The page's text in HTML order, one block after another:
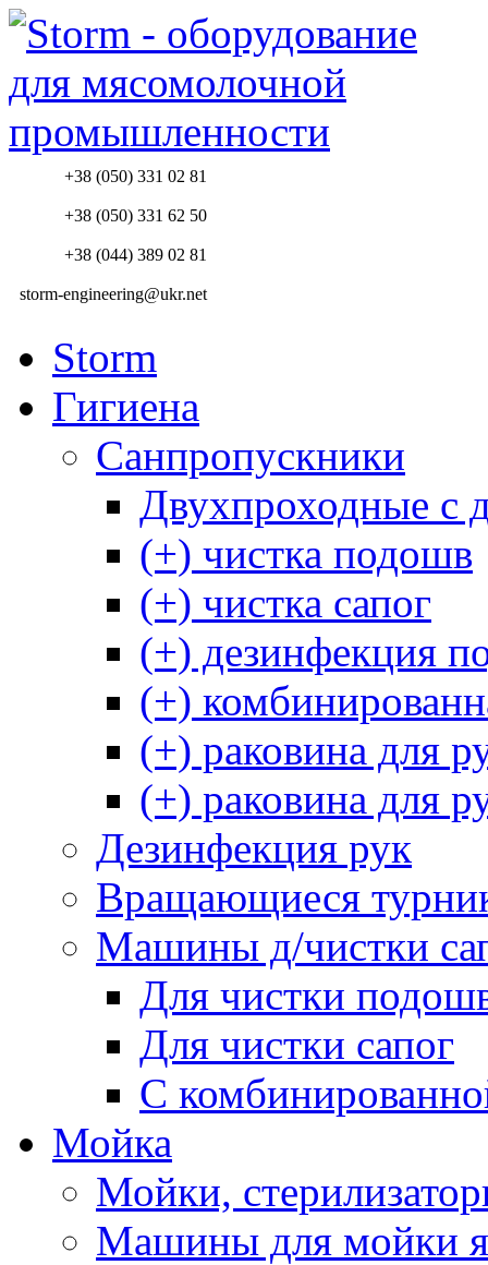
+38 (050) 331 02 81
+38 (050) 331 62 50
+38 (044) 389 02 81
storm-engineering@ukr.net
Storm
Гигиена
Санпропускники
Двухпроходные с
(+) чистка подошв
(+) чистка сапог
(+) дезинфекция
(+)
(+) раковина для
(+) раковина для
Дезинфекция рук
Вращающиеся
Машины д/чистки
Для чистки
Для чистки сапог
С
Мойка
Мойки,
Машины для мойки